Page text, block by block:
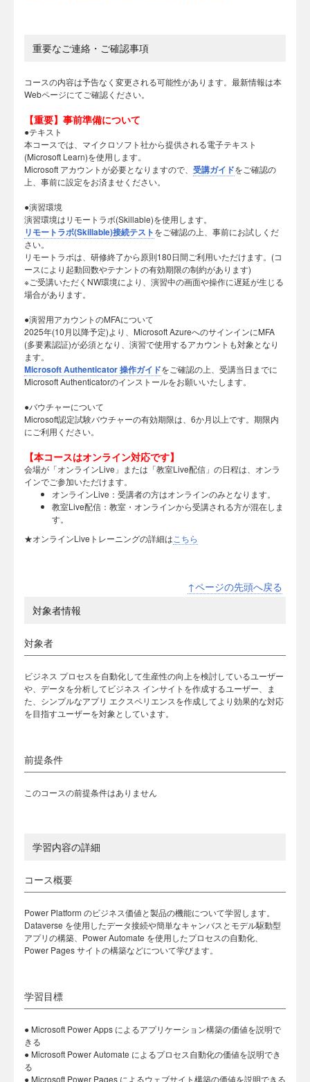
重要なご連絡・ご確認事項
コースの内容は予告なく変更される可能性があります。最新情報は本
Webページにてご確認ください。
【重要】事前準備について
●テキスト
本コースでは、マイクロソフト社から提供される電子テキスト
(Microsoft Learn)を使用します。
Microsoft アカウントが必要となりますので、 受講ガイドをご確認の
上、事前に設定をお済ませください。
●演習環境
演習環境はリモートラボ(Skillable)を使用します。
リモートラボ(Skillable)接続テストをご確認の上、事前にお試しくだ
さい。
リモートラボは、研修終了から原則180日間ご利用いただけます。(コ
ースにより起動回数やテナントの有効期限の制約があります)
※ご受講いただくNW環境により、演習中の画面や操作に遅延が生じる
場合があります。
●演習用アカウントのMFAについて
2025年(10月以降予定)より、Microsoft AzureへのサインインにMFA
(多要素認証)が必須となり、演習で使用するアカウントも対象となり
ます。
Microsoft Authenticator 操作ガイドをご確認の上、受講当日までに
Microsoft Authenticatorのインストールをお願いいたします。
●バウチャーについて
Microsoft認定試験バウチャーの有効期限は、6か月以上です。期限内
にご利用ください。
【本コースはオンライン対応です】
会場が「オンラインLive」または「教室Live配信」の日程は、オンラ
インでご参加いただけます。
オンラインLive：受講者の方はオンラインのみとなります。
教室Live配信：教室・オンラインから受講される方が混在しま
す。
★オンラインLiveトレーニングの詳細は こちら
↑ページの先頭へ戻る
対象者情報
対象者
ビジネス プロセスを自動化して生産性の向上を検討しているユーザー
や、データを分析してビジネス インサイトを作成するユーザー、ま
た、シンプルなアプリ エクスペリエンスを作成してより効果的な対応
を目指すユーザーを対象としています。
前提条件
このコースの前提条件はありません
学習内容の詳細
コース概要
Power Platform のビジネス価値と製品の機能について学習します。
Dataverse を使用したデータ接続や簡単なキャンバスとモデル駆動型
アプリの構築、Power Automate を使用したプロセスの自動化、
Power Pages サイトの構築などについて学びます。
学習目標
● Microsoft Power Apps によるアプリケーション構築の価値を説明で
きる
● Microsoft Power Automate によるプロセス自動化の価値を説明でき
る
● Microsoft Power Pages によるウェブサイト構築の価値を説明できる